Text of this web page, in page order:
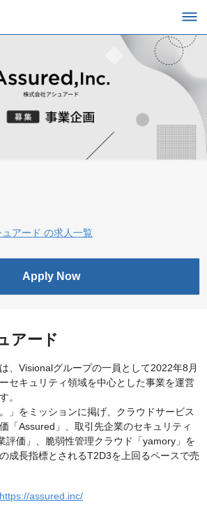
アード の求人一覧
Apply Now
アード
、Visionalグループの一員として2022年8月
セキュリティ領域を中心とした事業を運営
。
」をミッションに掲げ、クラウドサービス
「Assured」、取引先企業のセキュリティ
評価」、脆弱性管理クラウド「yamory」を
成長指標とされるT2D3を上回るペースで売
https://assured.inc/